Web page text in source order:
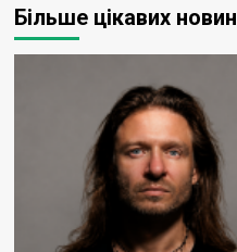
Більше цікавих новин